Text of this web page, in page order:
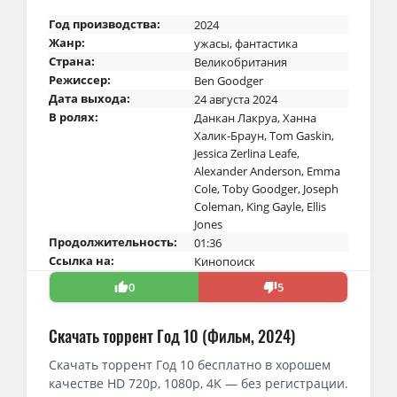
Год производства:
2024
Жанр:
ужасы,фантастика
Страна:
Великобритания
Режиссер:
Ben Goodger
Дата выхода:
24 августа 2024
В ролях:
Данкан Лакруа,Ханна
Халик-Браун,Tom Gaskin,
Jessica Zerlina Leafe,
Alexander Anderson, Emma
Cole,Toby Goodger, Joseph
Coleman, King Gayle, Ellis
Jones
Продолжительность:
01:36
Ссылка на:
Кинопоиск
0
5
Скачать торрент Год 10 (Фильм, 2024)
Скачать торрент Год 10 бесплатно в хорошем
качестве HD 720p, 1080p, 4K — без регистрации.